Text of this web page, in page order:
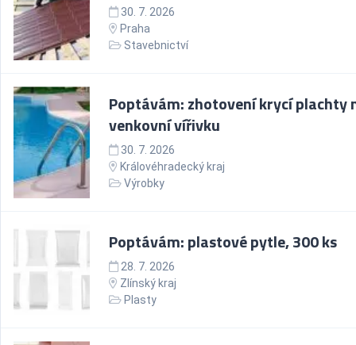
30. 7. 2026
Praha
Stavebnictví
Poptávám: zhotovení krycí plachty
venkovní vířivku
30. 7. 2026
Královéhradecký kraj
Výrobky
Poptávám: plastové pytle, 300 ks
28. 7. 2026
Zlínský kraj
Plasty